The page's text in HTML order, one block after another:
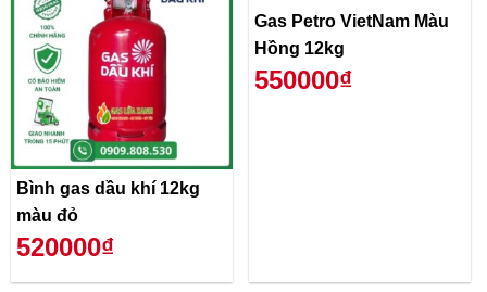
Bình gas dầu khí 12kg
màu đỏ
520000₫
Gas Petro VietNam Màu
Hồng 12kg
550000₫